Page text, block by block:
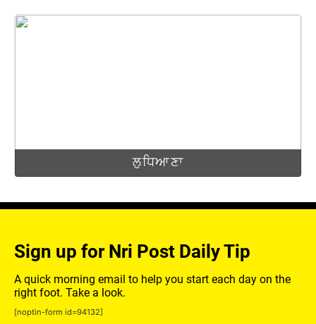
ਲੁਧਿਆਣਾ
Sign up for Nri Post Daily Tip
A quick morning email to help you start each day on the
right foot. Take a look.
[noptin-form id=94132]